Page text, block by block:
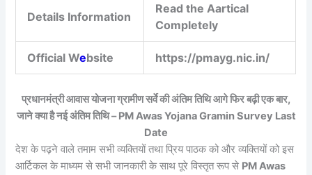
Details Information
Read the Aartical
Completely
Official Website https://pmayg.nic.in/
प्रधानमंत्री आवास योजना ग्रामीण सर्वे की अंतिम तिथि आगे फिर बढ़ी एक बार,
जाने क्या है नई अंतिम तिथि – PM Awas Yojana Gramin Survey Last
Date
देश के पढ़ने वाले तमाम सभी व्यक्तियों तथा प्रिय पाठक को और व्यक्तियों को इस
आर्टिकल के माध्यम से सभी जानकारी के साथ पूरे विस्तृत रूप से PM Awas